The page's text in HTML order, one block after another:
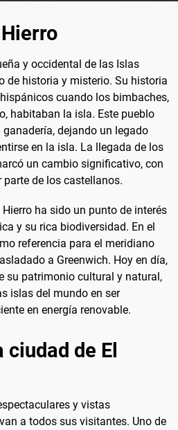
y occidental de las Islas
de historia y misterio. Su historia
cuando los bimbaches,
habitaban la isla. Este pueblo
dejando un legado
en la isla. La llegada de los
un cambio significativo, con
de los castellanos.
ha sido un punto de interés
y su rica biodiversidad. En el
referencia para el meridiano
a Greenwich. Hoy en día,
su patrimonio cultural y natural,
islas del mundo en ser
en energía renovable.
ciudad de El
y vistas
a todos sus visitantes. Uno de